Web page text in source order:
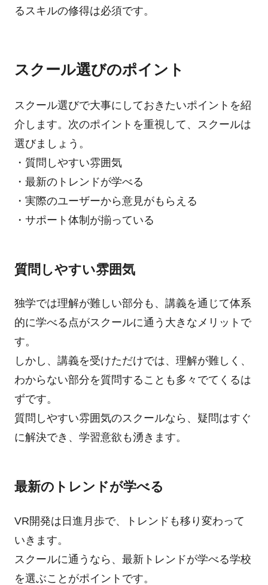
るスキルの修得は必須です。
スクール選びのポイント
スクール選びで大事にしておきたいポイントを紹
介します。次のポイントを重視して、スクールは
選びましょう。
・質問しやすい雰囲気
・最新のトレンドが学べる
・実際のユーザーから意見がもらえる
・サポート体制が揃っている
質問しやすい雰囲気
独学では理解が難しい部分も、講義を通じて体系
的に学べる点がスクールに通う大きなメリットで
す。
しかし、講義を受けただけでは、理解が難しく、
わからない部分を質問することも多々でてくるは
ずです。
質問しやすい雰囲気のスクールなら、疑問はすぐ
に解決でき、学習意欲も湧きます。
最新のトレンドが学べる
VR開発は日進月歩で、トレンドも移り変わって
いきます。
スクールに通うなら、最新トレンドが学べる学校
を選ぶことがポイントです。